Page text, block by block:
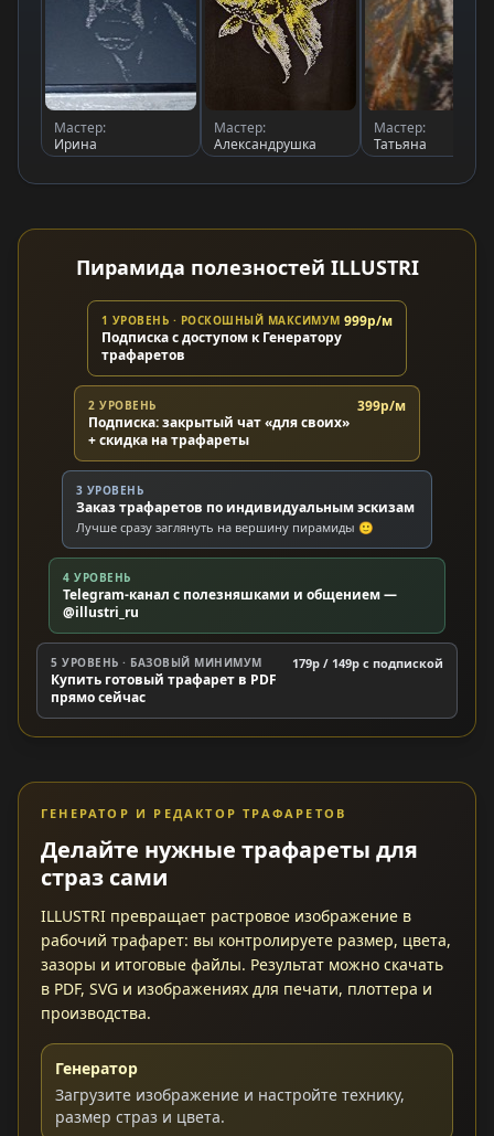
Мастер:
Ирина
Мастер:
Александрушка
Мастер:
Татьяна
Пирамида полезностей ILLUSTRI
1 УРОВЕНЬ · РОСКОШНЫЙ МАКСИМУМ
Подписка с доступом к Генератору
трафаретов
999р/м
2 УРОВЕНЬ
Подписка: закрытый чат «для своих»
+ скидка на трафареты
399р/м
3 УРОВЕНЬ
Заказ трафаретов по индивидуальным эскизам
Лучше сразу заглянуть на вершину пирамиды 🙂
4 УРОВЕНЬ
Telegram-канал с полезняшками и общением —
@illustri_ru
5 УРОВЕНЬ · БАЗОВЫЙ МИНИМУМ
Купить готовый трафарет в PDF
прямо сейчас
179р / 149р c подпиской
ГЕНЕРАТОР И РЕДАКТОР ТРАФАРЕТОВ
Делайте нужные трафареты для
страз сами
ILLUSTRI превращает растровое изображение в
рабочий трафарет: вы контролируете размер, цвета,
зазоры и итоговые файлы. Результат можно скачать
в PDF, SVG и изображениях для печати, плоттера и
производства.
Генератор
Загрузите изображение и настройте технику,
размер страз и цвета.